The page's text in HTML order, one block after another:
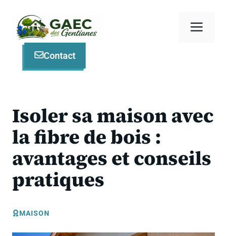
contenu
Contact
Isoler sa maison avec
la fibre de bois :
avantages et conseils
pratiques
MAISON